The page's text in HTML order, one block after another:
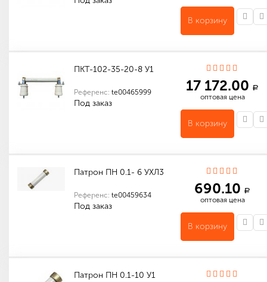
В корзину
ПКТ-102-35-20-8 У1
Референс: te00465999
Под заказ
17 172.00 a
оптовая цена
В корзину
Патрон ПН 0.1- 6 УХЛ3
Референс: te00459634
Под заказ
690.10 a
оптовая цена
В корзину
Патрон ПН 0.1-10 У1